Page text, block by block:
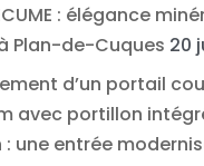
: élégance
Plan-de-Cuques 20
d’un portail
avec portillon
: une entrée